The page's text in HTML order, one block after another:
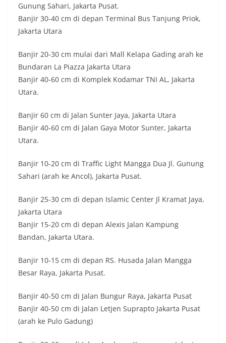
Gunung Sahari, Jakarta Pusat.
Banjir 30-40 cm di depan Terminal Bus Tanjung Priok,
Jakarta Utara
Banjir 20-30 cm mulai dari Mall Kelapa Gading arah ke
Bundaran La Piazza Jakarta Utara
Banjir 40-60 cm di Komplek Kodamar TNI AL, Jakarta
Utara.
Banjir 60 cm di Jalan Sunter Jaya, Jakarta Utara
Banjir 40-60 cm di Jalan Gaya Motor Sunter, Jakarta
Utara.‬
Banjir 10-20 cm di Traffic Light Mangga Dua Jl. Gunung
Sahari (arah ke Ancol), Jakarta Pusat.
Banjir 25-30 cm di depan Islamic Center Jl Kramat Jaya,
Jakarta Utara
Banjir 15-20 cm di depan Alexis Jalan Kampung
Bandan, Jakarta Utara.
Banjir 10-15 cm di depan RS. Husada Jalan Mangga
Besar Raya, Jakarta Pusat.
Banjir 40-50 cm di Jalan Bungur Raya, Jakarta Pusat
Banjir 40-50 cm di Jalan Letjen Suprapto Jakarta Pusat
(arah ke Pulo Gadung)